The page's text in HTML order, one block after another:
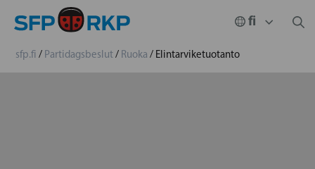
sfp.fi / Partidagsbeslut/ Ruoka / Elintarviketuotanto